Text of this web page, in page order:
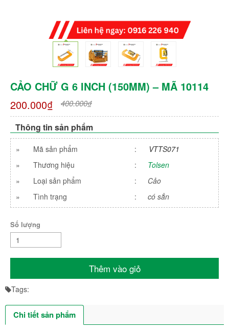
CẢO CHỮ G 6 INCH (150MM) – MÃ 10114
200.000₫
400.000₫
Thông tin sản phẩm
» Mã sản phẩm :
VTTS071
»
Thương hiệu :
Tolsen
»
Loại sản phẩm :
Cảo
»
Tình trạng : có sẳn
Số lượng
Thêm vào giỏ
Tags:
Chi tiết sản phẩm